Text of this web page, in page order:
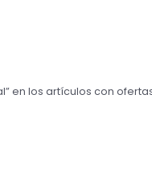
en los artículos con